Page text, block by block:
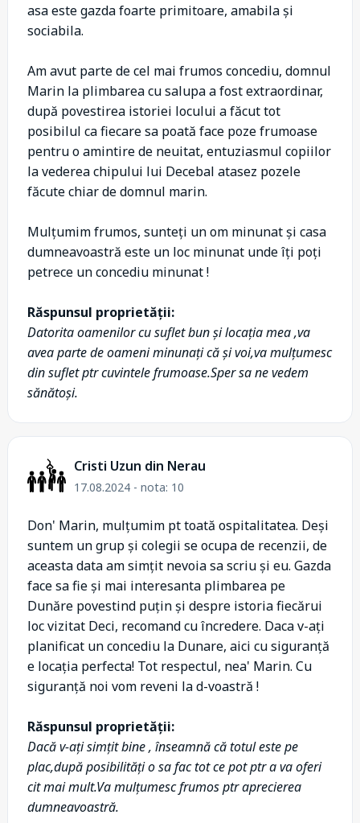
asa este gazda foarte primitoare, amabila și
sociabila.
Am avut parte de cel mai frumos concediu, domnul
Marin la plimbarea cu salupa a fost extraordinar,
după povestirea istoriei locului a făcut tot
posibilul ca fiecare sa poată face poze frumoase
pentru o amintire de neuitat, entuziasmul copiilor
la vederea chipului lui Decebal atasez pozele
făcute chiar de domnul marin.
Mulțumim frumos, sunteți un om minunat și casa
dumneavoastră este un loc minunat unde îți poți
petrece un concediu minunat !
Răspunsul proprietății:
Datorita oamenilor cu suflet bun și locația mea ,va
avea parte de oameni minunați că și voi,va mulțumesc
din suflet ptr cuvintele frumoase.Sper sa ne vedem
sănătoși.
Cristi Uzun din Nerau
17.08.2024 - nota: 10
Don' Marin, mulțumim pt toată ospitalitatea. Deși
suntem un grup și colegii se ocupa de recenzii, de
aceasta data am simțit nevoia sa scriu și eu. Gazda
face sa fie și mai interesanta plimbarea pe
Dunăre povestind puțin și despre istoria fiecărui
loc vizitat Deci, recomand cu încredere. Daca v-ați
planificat un concediu la Dunare, aici cu siguranță
e locația perfecta! Tot respectul, nea' Marin. Cu
siguranță noi vom reveni la d-voastră !
Răspunsul proprietății:
Dacă v-ați simțit bine , înseamnă că totul este pe
plac,după posibilități o sa fac tot ce pot ptr a va oferi
cit mai mult.Va mulțumesc frumos ptr aprecierea
dumneavoastră.